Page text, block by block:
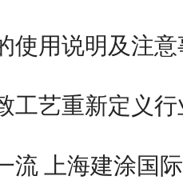
使用说明及注
工艺重新定义
流 上海建涂国